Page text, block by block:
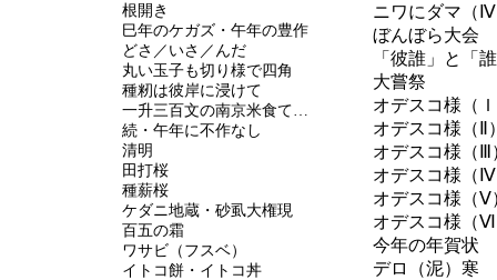
根開き
巳年のケガズ・午年の豊作
どさ／いさ／んだ
丸い玉子も切り様で四角
種籾は彼岸に浸けて
一升三百文の南京米食て…
続・午年に不作なし
清明
田打桜
種薪桜
ケダニ地蔵・砂虱大権現
百五の霜
ワサビ（フスベ）
イトコ餅・イトコ丼
ニワにダマ（
ぼんぼら大会
「彼誰」と「
大嘗祭
オデスコ様（
オデスコ様（Ⅱ
オデスコ様（Ⅲ
オデスコ様（
オデスコ様（Ⅴ
オデスコ様（
今年の年賀状
デロ（泥）寒